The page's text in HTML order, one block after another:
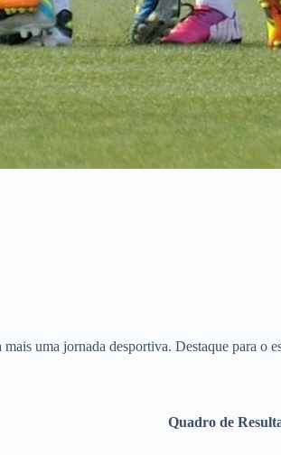
uma jornada desportiva. Destaque para o
Quadro de